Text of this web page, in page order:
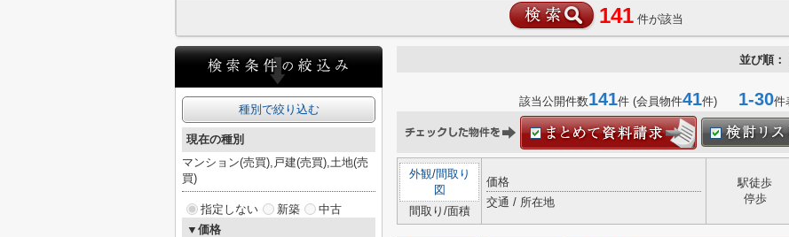
141 件が該当
並び順：
該当公開件数141件 (会員物件41件) 1-30件
外観/間取り
図
間取り/面積
価格
交通 / 所在地
駅徒歩
停歩
種別で絞り込む
現在の種別
マンション(売買),戸建(売買),土地(売
買)
指定しない 新築
中古
▼価格